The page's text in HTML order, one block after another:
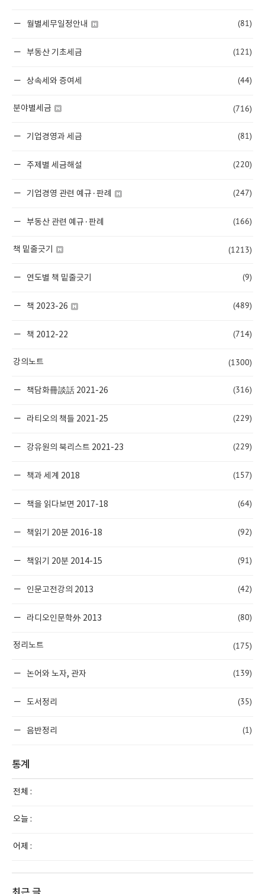
월별세무일정안내 (81)
부동산 기초세금 (121)
상속세와 증여세 (44)
분야별세금 (716)
기업경영과 세금 (81)
주제별 세금해설 (220)
기업경영 관련 예규·판례 (247)
부동산 관련 예규·판례 (166)
책 밑줄긋기 (1213)
연도별 책 밑줄긋기 (9)
책 2023-26 (489)
책 2012-22 (714)
강의노트 (1300)
책담화冊談話 2021-26 (316)
라티오의 책들 2021-25 (229)
강유원의 북리스트 2021-23 (229)
책과 세계 2018 (157)
책을 읽다보면 2017-18 (64)
책읽기 20분 2016-18 (92)
책읽기 20분 2014-15 (91)
인문고전강의 2013 (42)
라디오인문학外 2013 (80)
정리노트 (175)
논어와 노자, 관자 (139)
도서정리 (35)
음반정리 (1)
통계
전체 :
오늘 :
어제 :